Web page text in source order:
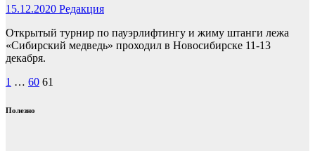
15.12.2020 Редакция
Открытый турнир по пауэрлифтингу и жиму штанги лежа
«Сибирский медведь» проходил в Новосибирске 11-13
декабря.
Пагинация
записей
1 … 60 61
Полезно